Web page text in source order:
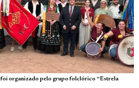
organizado pelo grupo folclórico “Estrela